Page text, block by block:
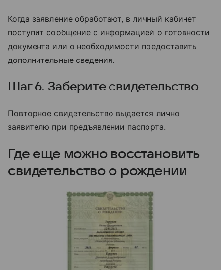
Когда заявление обработают, в личный кабинет
поступит сообщение с информацией о готовности
документа или о необходимости предоставить
дополнительные сведения.
Шаг 6. Заберите свидетельство
Повторное свидетельство выдается лично
заявителю при предъявлении паспорта.
Где еще можно восстановить
свидетельство о рождении